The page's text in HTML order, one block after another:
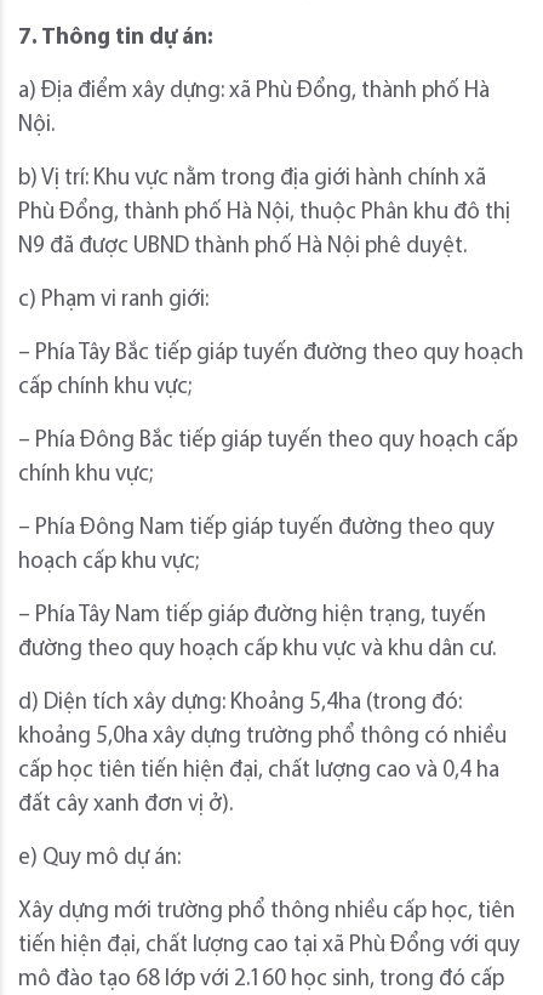
7. Thông tin dự án:
a) Địa điểm xây dựng: xã Phù Đổng, thành phố Hà
Nội.
b) Vị trí: Khu vực nằm trong địa giới hành chính xã
Phù Đổng, thành phố Hà Nội, thuộc Phân khu đô thị
N9 đã được UBND thành phố Hà Nội phê duyệt.
c) Phạm vi ranh giới:
– Phía Tây Bắc tiếp giáp tuyến đường theo quy hoạch
cấp chính khu vực;
– Phía Đông Bắc tiếp giáp tuyến theo quy hoạch cấp
chính khu vực;
– Phía Đông Nam tiếp giáp tuyến đường theo quy
hoạch cấp khu vực;
– Phía Tây Nam tiếp giáp đường hiện trạng, tuyến
đường theo quy hoạch cấp khu vực và khu dân cư.
d) Diện tích xây dựng: Khoảng 5,4ha (trong đó:
khoảng 5,0ha xây dựng trường phổ thông có nhiều
cấp học tiên tiến hiện đại, chất lượng cao và 0,4 ha
đất cây xanh đơn vị ở).
e) Quy mô dự án:
Xây dựng mới trường phổ thông nhiều cấp học, tiên
tiến hiện đại, chất lượng cao tại xã Phù Đổng với quy
mô đào tạo 68 lớp với 2.160 học sinh, trong đó cấp